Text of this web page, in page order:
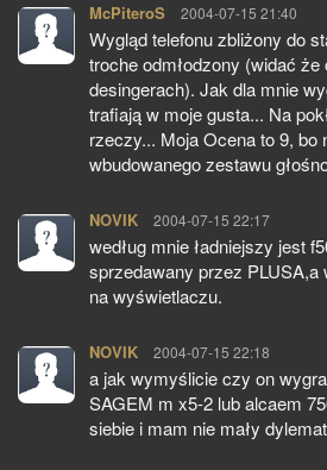
McPiteroS pisze:
2004-07-15 21:40
Wygląd telefonu zbliżony do
troche odmłodzony (widać
desingerach). Jak dla mnie
trafiają w moje gusta... Na
rzeczy... Moja Ocena to 9, bo
wbudowanego zestawu
NOVIK pisze:
2004-07-15 22:17
według mnie ładniejszy jest
sprzedawany przez PLUSA,a
na wyświetlaczu.
NOVIK pisze:
2004-07-15 22:18
a jak wymyślicie czy on
SAGEM m x5-2 lub alcaem
siebie i mam nie mały